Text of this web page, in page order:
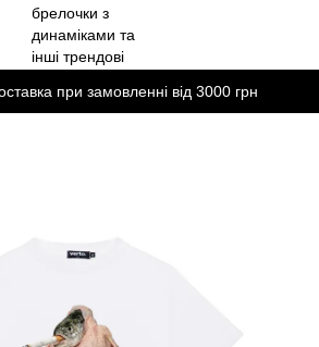
при замовленні від 3000 грн